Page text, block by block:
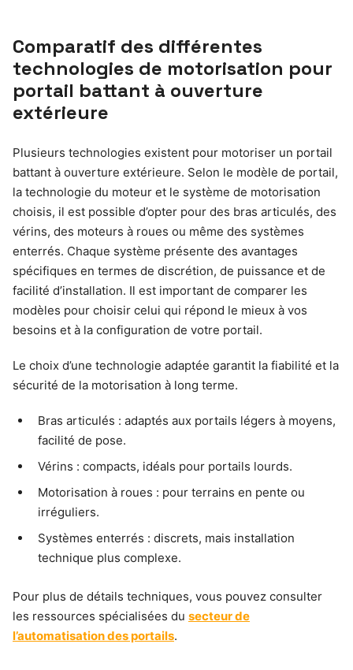
Comparatif des différentes
technologies de motorisation pour
portail battant à ouverture
extérieure
Plusieurs technologies existent pour motoriser un portail
battant à ouverture extérieure. Selon le modèle de portail,
la technologie du moteur et le système de motorisation
choisis, il est possible d’opter pour des bras articulés, des
vérins, des moteurs à roues ou même des systèmes
enterrés. Chaque système présente des avantages
spécifiques en termes de discrétion, de puissance et de
facilité d’installation. Il est important de comparer les
modèles pour choisir celui qui répond le mieux à vos
besoins et à la configuration de votre portail.
Le choix d’une technologie adaptée garantit la fiabilité et la
sécurité de la motorisation à long terme.
Bras articulés : adaptés aux portails légers à moyens,
facilité de pose.
Vérins : compacts, idéals pour portails lourds.
Motorisation à roues : pour terrains en pente ou
irréguliers.
Systèmes enterrés : discrets, mais installation
technique plus complexe.
Pour plus de détails techniques, vous pouvez consulter
les ressources spécialisées du secteur de
l’automatisation des portails.